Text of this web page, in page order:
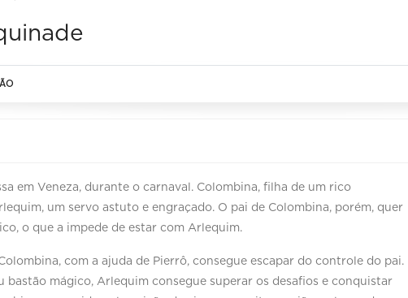
em Veneza, durante o carnaval. Colombina, filha de um rico
um servo astuto e engraçado. O pai de Colombina, porém, quer
o que a impede de estar com Arlequim.
com a ajuda de Pierrô, consegue escapar do controle do pai.
bastão mágico, Arlequim consegue superar os desafios e conquistar